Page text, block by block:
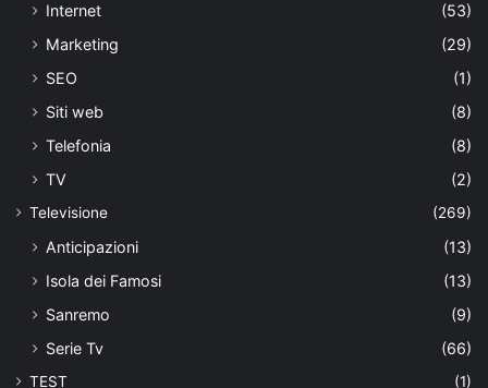
Internet
(53)
Marketing
(29)
SEO
(1)
Siti web
(8)
Telefonia
(8)
TV
(2)
Televisione (269)
Anticipazioni
(13)
Isola dei Famosi
(13)
Sanremo
(9)
Serie Tv
(66)
TEST
(1)